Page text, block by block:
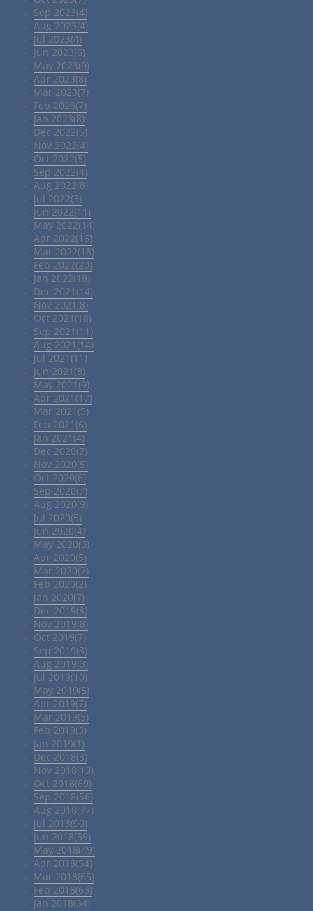
Sep 2023(4)
Aug 2023(4)
Jul 2023(4)
Jun 2023(6)
May 2023(9)
Apr 2023(8)
Mar 2023(7)
Feb 2023(7)
Jan 2023(8)
Dec 2022(5)
Nov 2022(4)
Oct 2022(5)
Sep 2022(4)
Aug 2022(8)
Jul 2022(3)
Jun 2022(11)
May 2022(14)
Apr 2022(16)
Mar 2022(18)
Feb 2022(20)
Jan 2022(18)
Dec 2021(14)
Nov 2021(8)
Oct 2021(18)
Sep 2021(11)
Aug 2021(14)
Jul 2021(11)
Jun 2021(8)
May 2021(9)
Apr 2021(17)
Mar 2021(5)
Feb 2021(6)
Jan 2021(4)
Dec 2020(7)
Nov 2020(5)
Oct 2020(6)
Sep 2020(7)
Aug 2020(9)
Jul 2020(5)
Jun 2020(4)
May 2020(3)
Apr 2020(5)
Mar 2020(7)
Feb 2020(2)
Jan 2020(7)
Dec 2019(8)
Nov 2019(8)
Oct 2019(7)
Sep 2019(3)
Aug 2019(3)
Jul 2019(10)
May 2019(5)
Apr 2019(7)
Mar 2019(5)
Feb 2019(3)
Jan 2019(1)
Dec 2018(3)
Nov 2018(13)
Oct 2018(69)
Sep 2018(56)
Aug 2018(77)
Jul 2018(90)
Jun 2018(59)
May 2018(49)
Apr 2018(54)
Mar 2018(65)
Feb 2018(63)
Jan 2018(34)